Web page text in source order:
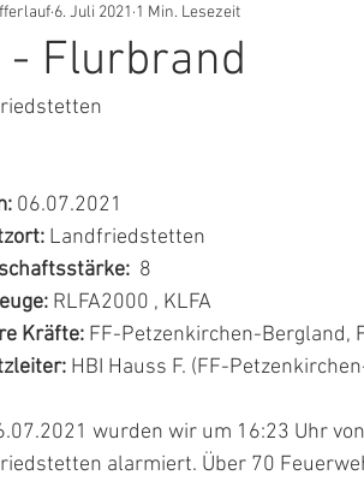
- Flurbrand
fferlauf 6. Juli 2021 1 Min. Lesezeit
06.07.2021
Landfriedstetten
8
RLFA2000 , KLFA
Kräfte: FF-Petzenkirchen-Bergland,
HBI Hauss F. (FF-
wurden wir um 16:23 Uhr
alarmiert. Über 70